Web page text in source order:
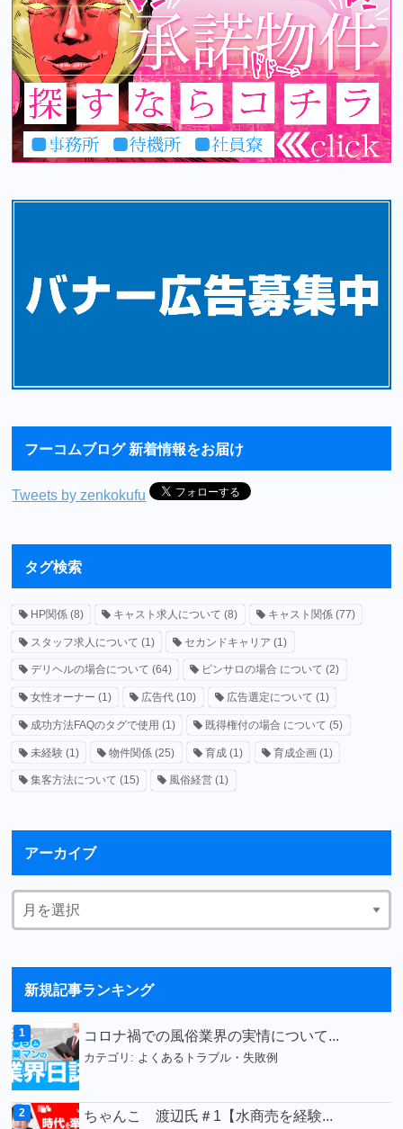
フーコムブログ 新着情報をお届け
Tweets by zenkokufu
タグ検索
HP関係(8) キャスト求人について (8) キャスト関係 (77)
スタッフ求人について (1) セカンドキャリア (1)
デリヘルの場合について (64) ピンサロの場合 について (2)
女性オーナー (1) 広告代 (10) 広告選定について (1)
成功方法FAQのタグで使用 (1) 既得権付の場合 について (5)
未経験(1) 物件関係 (25) 育成 (1) 育成企画(1)
集客方法について (15) 風俗経営 (1)
アーカイブ
新規記事ランキング
コロナ禍での風俗業界の実情について...
カテゴリ: よくあるトラブル・失敗例
ちゃんこ 渡辺氏＃1【水商売を経験...